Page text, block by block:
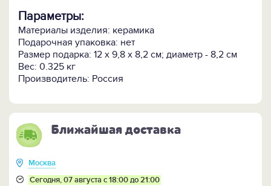
Параметры:
Материалы изделия: керамика
Подарочная упаковка: нет
Размер подарка: 12 х 9,8 х 8,2 см; диаметр - 8,2 см
Вес: 0.325 кг
Производитель: Россия
Ближайшая доставка
Москва
Сегодня, 07 августа с 18:00 до 21:00